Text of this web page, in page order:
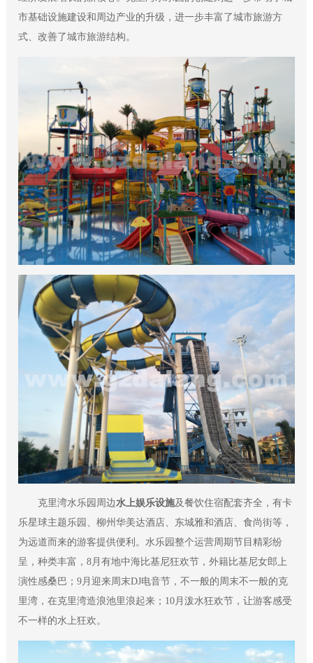
市基础设施建设和周边产业的升级，进一步丰富了城市旅游方
式、改善了城市旅游结构。
克里湾水乐园周边水上娱乐设施及餐饮住宿配套齐全，有卡
乐星球主题乐园、柳州华美达酒店、东城雅和酒店、食尚街等，
为远道而来的游客提供便利。水乐园整个运营周期节目精彩纷
呈，种类丰富，8月有地中海比基尼狂欢节，外籍比基尼女郎上
演性感桑巴；9月迎来周末DJ电音节，不一般的周末不一般的克
里湾，在克里湾造浪池里浪起来；10月泼水狂欢节，让游客感受
不一样的水上狂欢。